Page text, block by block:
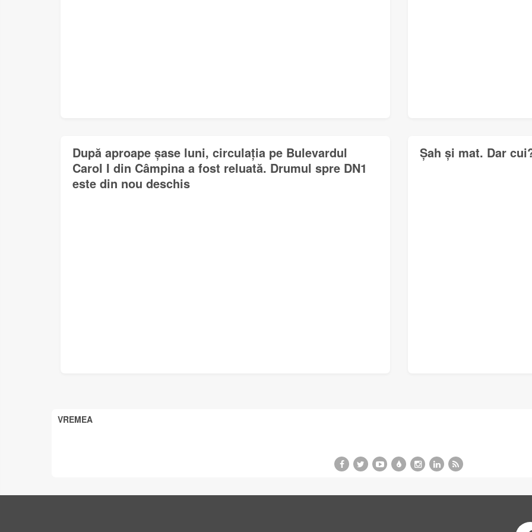
După aproape șase luni, circulația pe Bulevardul
Carol I din Câmpina a fost reluată. Drumul spre DN1
este din nou deschis
Șah și mat. Dar
VREMEA